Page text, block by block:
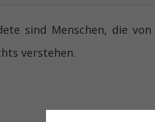
sind Menschen, die
verstehen.